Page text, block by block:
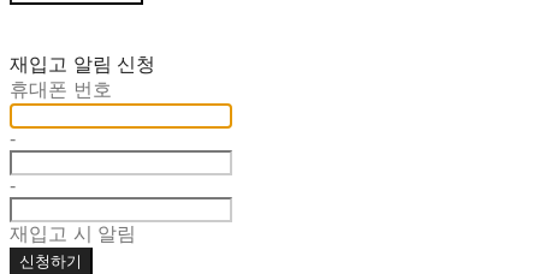
재입고 알림 신청
휴대폰 번호
-
-
재입고 시 알림
신청하기